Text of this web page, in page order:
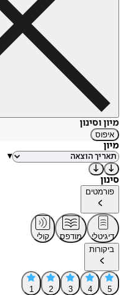
"הוטל מלטה"; זוכת הפרס
לסיפורים קצרים מאת נשים
קוגל (2016), ועוד.
עת, בעברית ובאנגלית. היא
(שלוחת האוניברסיטה
שמש, אימא לשלושה ילדים
מיון וסינון
איפוס
מיון
▾
סינון
פורמטים
דיגיטלי מודפס
קולי
ביקורות
5
4
3
2
1